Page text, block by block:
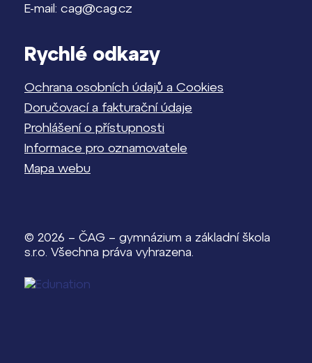
E-mail: cag@cag.cz
Rychlé odkazy
Ochrana osobních údajů a Cookies
Doručovací a fakturační údaje
Prohlášení o přístupnosti
Informace pro oznamovatele
Mapa webu
© 2026 – ČAG – gymnázium a základní škola
s.r.o. Všechna práva vyhrazena.